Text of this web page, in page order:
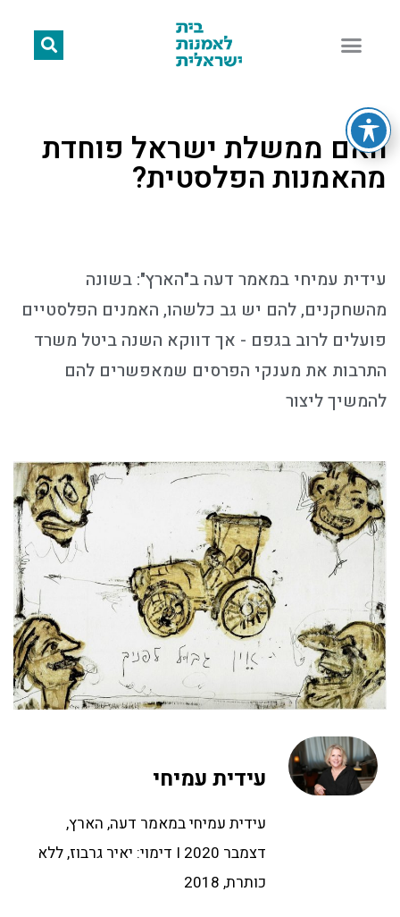
האם ממשלת ישראל פוחדת
מהאמנות הפלסטית?
עידית עמיחי במאמר דעה ב"הארץ": בשונה
מהשחקנים, להם יש גב כלשהו, האמנים הפלסטיים
פועלים לרוב בגפם - אך דווקא השנה ביטל משרד
התרבות את מענקי הפרסים שמאפשרים להם
להמשיך ליצור
עידית עמיחי
עידית עמיחי במאמר דעה, הארץ,
דצמבר 2020 I דימוי: יאיר גרבוז, ללא
כותרת, 2018